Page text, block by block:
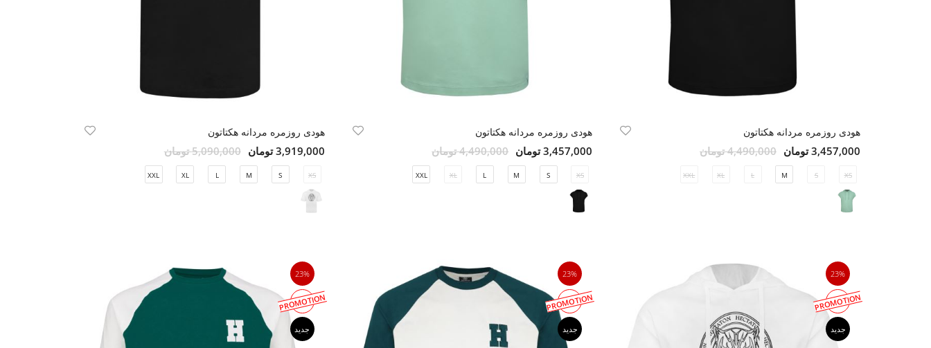
هودی روزمره مردانه هکتاتون
3,457,000 تومان 4,490,000 تومان
XS
S
M
L
XL
XXL
هودی روزمره مردانه هکتاتون
3,457,000 تومان 4,490,000 تومان
XS
S
M
L
XL
XXL
هودی روزمره مردانه هکتاتون
3,919,000 تومان 5,090,000 تومان
XS
S
M
L
XL
XXL
23%
PROMOTION
جدید
23%
PROMOTION
جدید
23%
PROMOTION
جدید